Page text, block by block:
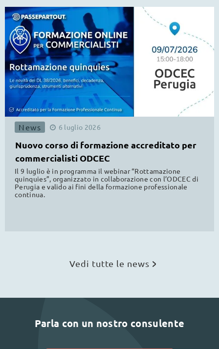
News 6 luglio 2026
Nuovo corso di formazione accreditato per
commercialisti ODCEC
Il 9 luglio è in programma il webinar “Rottamazione
quinquies”, organizzato in collaborazione con l’ODCEC di
Perugia e valido ai fini della formazione professionale
continua.
Vedi tutte le news
Parla con un nostro consulente